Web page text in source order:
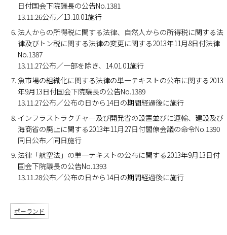
日付国会下院議長の公告No.1381
13.11.26公布／13.10.01施行
法人からの所得税に関する法律、自然人からの所得税に関する法
律及びトン税に関する法律の変更に関する2013年11月8日付法律
No.1387
13.11.27公布／一部を除き、14.01.01施行
魚市場の組織化に関する法律の単一テキストの公布に関する2013
年9月13日付国会下院議長の公告No.1389
13.11.27公布／公布の日から14日の期間経過後に施行
インフラストラクチャー及び開発省の設置並びに運輸、建設及び
海商省の廃止に関する2013年11月27日付閣僚会議の命令No.1390
同日公布／同日施行
法律「航空法」の単一テキストの公布に関する2013年9月13日付
国会下院議長の公告No.1393
13.11.28公布／公布の日から14日の期間経過後に施行
ポーランド